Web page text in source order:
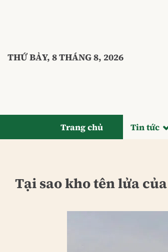
THỨ BẢY, 8 THÁNG 8, 2026
Trang chủ Tin tức
Tại sao kho tên lửa